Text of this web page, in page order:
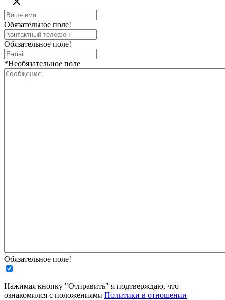
Обязательное поле!
Обязательное поле!
*Необязательное поле
Обязательное поле!
Нажимая кнопку "Отправить" я подтверждаю, что
ознакомился с положениями Политики в отношении